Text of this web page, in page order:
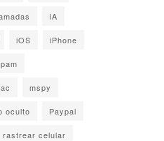
IA
iOS iPhone
mspy
oculto Paypal
rastrear celular